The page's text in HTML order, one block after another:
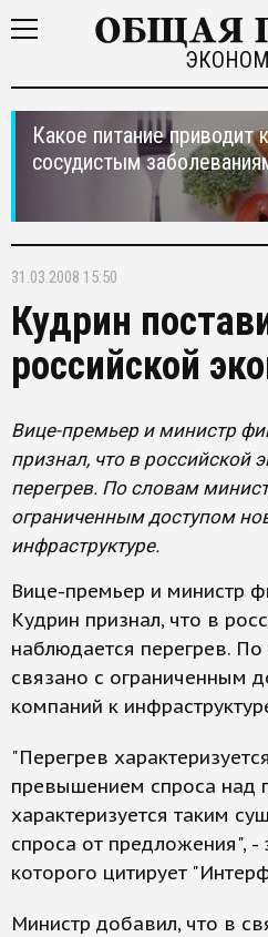
Какое питание приводит
сосудистым
31.03.2008 15:50
Кудрин
российской
Вице-премьер и министр
признал, что в российской
перегрев. По словам
ограниченным доступом
инфраструктуре.
Вице-премьер и министр
Кудрин признал, что в
наблюдается перегрев.
связано с ограниченным
компаний к
"Перегрев
превышением спроса над
характеризуется таким
спроса от предложения", -
которого цитирует
Министр добавил, что в